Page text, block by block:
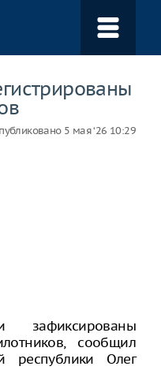
5 мая ‘26 10:29
сообщил
республики Олег